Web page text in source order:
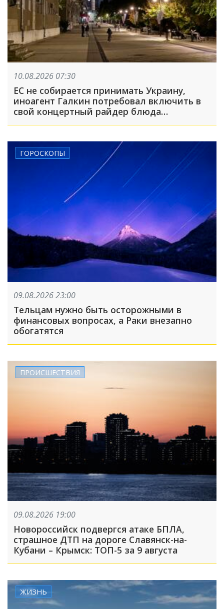
10.08.2026 07:30
ЕС не собирается принимать Украину,
иноагент Галкин потребовал включить в
свой концертный райдер блюда
ГОРОСКОПЫ
09.08.2026 23:00
Тельцам нужно быть осторожными в
финансовых вопросах, а Раки внезапно
обогатятся
ПРОИСШЕСТВИЯ
09.08.2026 19:00
Новороссийск подвергся атаке БПЛА,
страшное ДТП на дороге Славянск-на-
Кубани – Крымск: ТОП-5 за 9 августа
ЖИЗНЬ